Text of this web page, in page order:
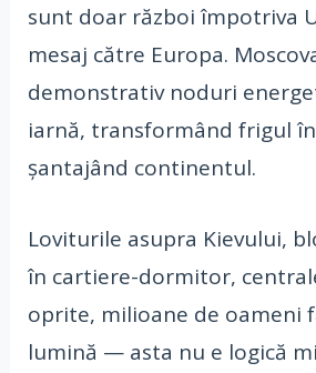
sunt doar război împotriva
mesaj către Europa.
demonstrativ noduri
iarnă, transformând frigul
șantajând continentul.
Loviturile asupra Kievului,
în cartiere-dormitor,
oprite, milioane de oameni
lumină — asta nu e logică